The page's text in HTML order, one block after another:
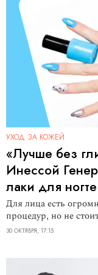
УХОД ЗА КОЖЕЙ
«Лучше без
Инессой
лаки для
Для лица есть
процедур, но не
30 ОКТЯБРЯ, 17:15